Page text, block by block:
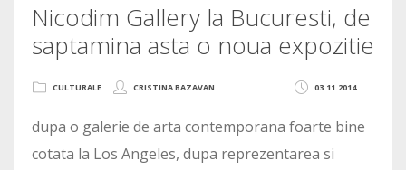
Nicodim Gallery la Bucuresti, de
saptamina asta o noua expozitie
03.11.2014
CULTURALE CRISTINA BAZAVAN
dupa o galerie de arta contemporana foarte bine
cotata la Los Angeles, dupa reprezentarea si